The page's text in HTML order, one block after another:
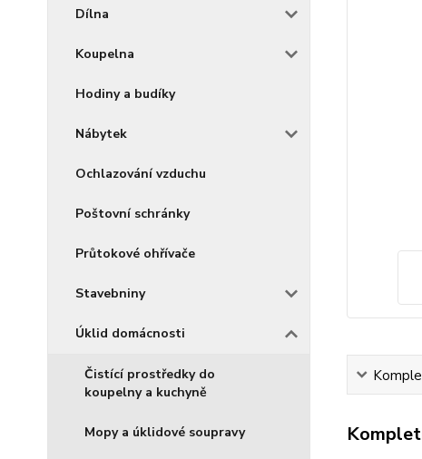
Dílna
Koupelna
Hodiny a budíky
Nábytek
Ochlazování vzduchu
Poštovní schránky
Průtokové ohřívače
Stavebniny
Úklid domácnosti
Čistící prostředky do
koupelny a kuchyně
Mopy a úklidové soupravy